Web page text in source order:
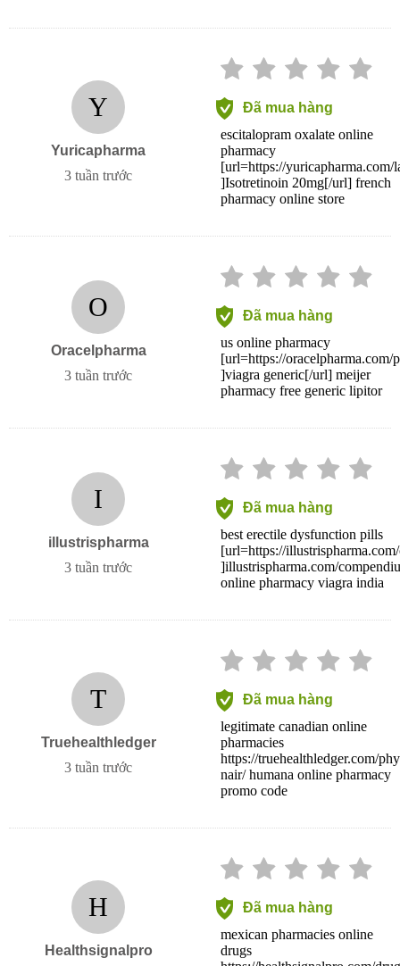
Y
Yuricapharma
3 tuần trước
Đã mua hàng
escitalopram oxalate online
pharmacy
[url=https://yuricapharma.com/
]Isotretinoin 20mg[/url] french
pharmacy online store
O
Oracelpharma
3 tuần trước
Đã mua hàng
us online pharmacy
[url=https://oracelpharma.com/
]viagra generic[/url] meijer
pharmacy free generic lipitor
I
illustrispharma
3 tuần trước
Đã mua hàng
best erectile dysfunction pills
[url=https://
]illustrispharma.com/
online pharmacy viagra india
T
Truehealthledger
3 tuần trước
Đã mua hàng
legitimate canadian online
pharmacies
https://truehealthledger.com/
nair/ humana online pharmacy
promo code
H
Healthsignalpro
Đã mua hàng
mexican pharmacies online
drugs